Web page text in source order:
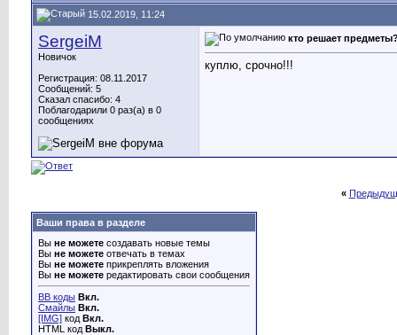
15.02.2019, 11:24
SergeiM
Новичок
Регистрация: 08.11.2017
Сообщений: 5
Сказал спасибо: 4
Поблагодарили 0 раз(а) в 0
сообщениях
кто решает
куплю, срочно!!!
«
Ваши права в разделе
Вы не можете создавать новые темы
Вы не можете отвечать в темах
Вы не можете прикреплять вложения
Вы не можете редактировать свои сообщения
BB коды Вкл.
Смайлы Вкл.
[IMG] код Вкл.
HTML код Выкл.